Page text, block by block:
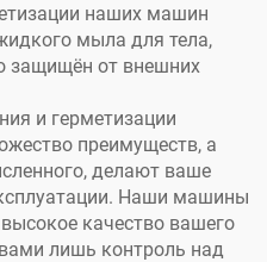
наших машин
мыла для тела,
защищён от внешних
и герметизации
преимуществ, а
делают ваше
Наши машины
качество вашего
лишь контроль над